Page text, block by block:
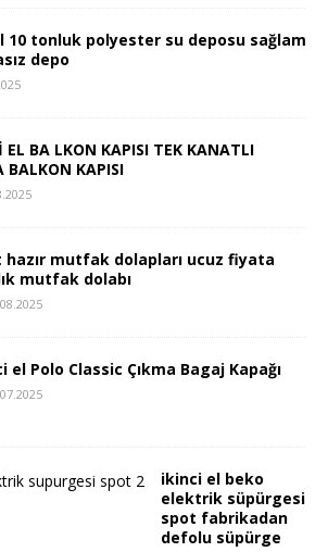
10 tonluk polyester su deposu sağlam
depo
EL BA LKON KAPISI TEK KANATLI
BALKON KAPISI
hazır mutfak dolapları ucuz fiyata
mutfak dolabı
el Polo Classic Çıkma Bagaj Kapağı
ikinci el beko
elektrik süpürgesi
spot fabrikadan
defolu süpürge